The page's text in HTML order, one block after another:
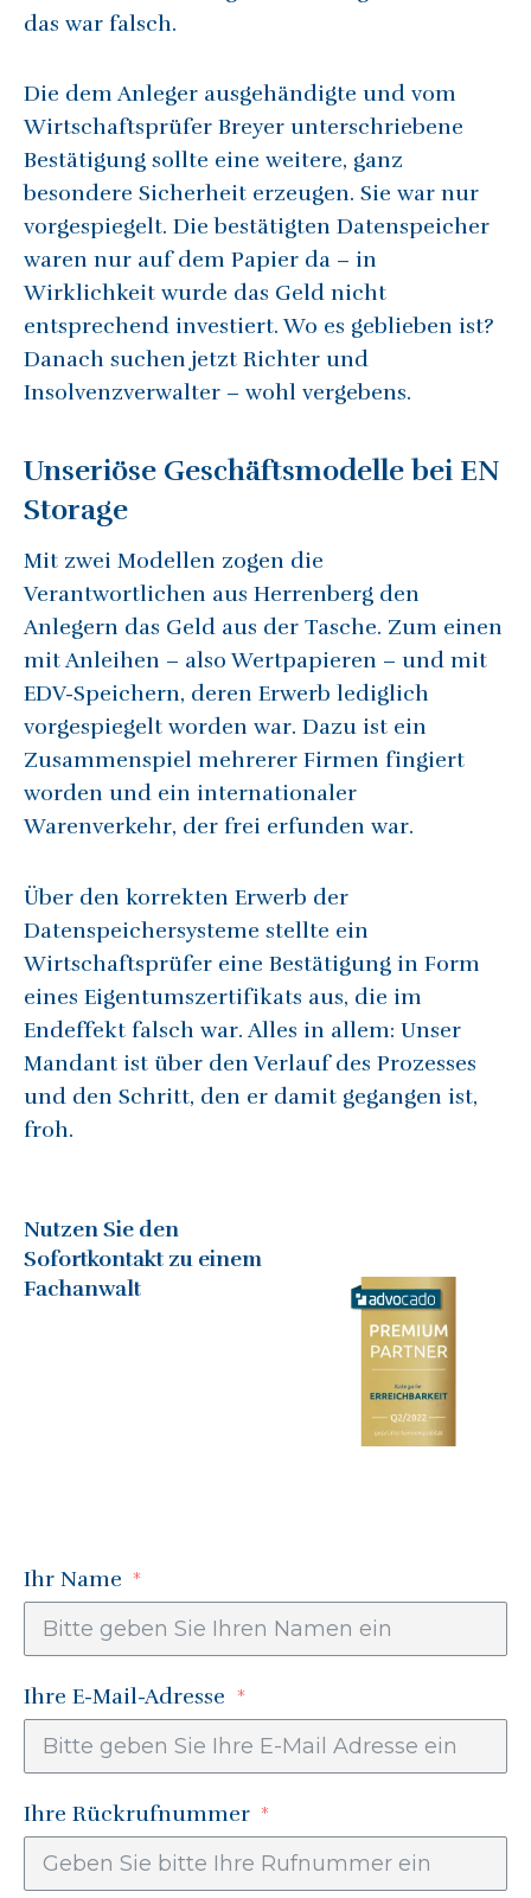
das war falsch.
Die dem Anleger ausgehändigte und vom
Wirtschaftsprüfer Breyer unterschriebene
Bestätigung sollte eine weitere, ganz
besondere Sicherheit erzeugen. Sie war nur
vorgespiegelt. Die bestätigten Datenspeicher
waren nur auf dem Papier da – in
Wirklichkeit wurde das Geld nicht
entsprechend investiert. Wo es geblieben ist?
Danach suchen jetzt Richter und
Insolvenzverwalter – wohl vergebens.
Unseriöse Geschäftsmodelle bei EN
Storage
Mit zwei Modellen zogen die
Verantwortlichen aus Herrenberg den
Anlegern das Geld aus der Tasche. Zum einen
mit Anleihen – also Wertpapieren – und mit
EDV-Speichern, deren Erwerb lediglich
vorgespiegelt worden war. Dazu ist ein
Zusammenspiel mehrerer Firmen fingiert
worden und ein internationaler
Warenverkehr, der frei erfunden war.
Über den korrekten Erwerb der
Datenspeichersysteme stellte ein
Wirtschaftsprüfer eine Bestätigung in Form
eines Eigentumszertifikats aus, die im
Endeffekt falsch war. Alles in allem: Unser
Mandant ist über den Verlauf des Prozesses
und den Schritt, den er damit gegangen ist,
froh.
Nutzen Sie den
Sofortkontakt zu einem
Fachanwalt
Ihr Name
Ihre E-Mail-Adresse
Ihre Rückrufnummer